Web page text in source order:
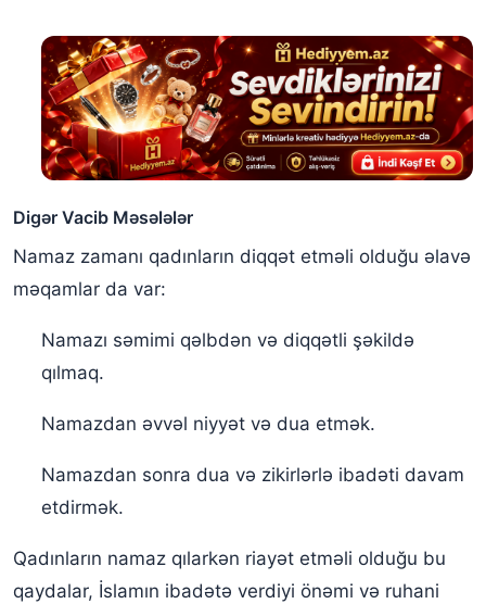
Digər Vacib Məsələlər
Namaz zamanı qadınların diqqət etməli olduğu əlavə
məqamlar da var:
Namazı səmimi qəlbdən və diqqətli şəkildə
qılmaq.
Namazdan əvvəl niyyət və dua etmək.
Namazdan sonra dua və zikirlərlə ibadəti davam
etdirmək.
Qadınların namaz qılarkən riayət etməli olduğu bu
qaydalar, İslamın ibadətə verdiyi önəmi və ruhani